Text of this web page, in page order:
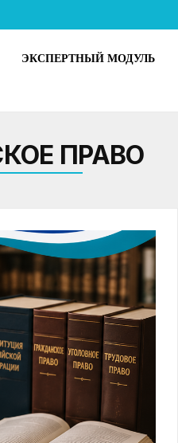
ЭКСПЕРТНЫЙ МОДУЛЬ
ПРАВО